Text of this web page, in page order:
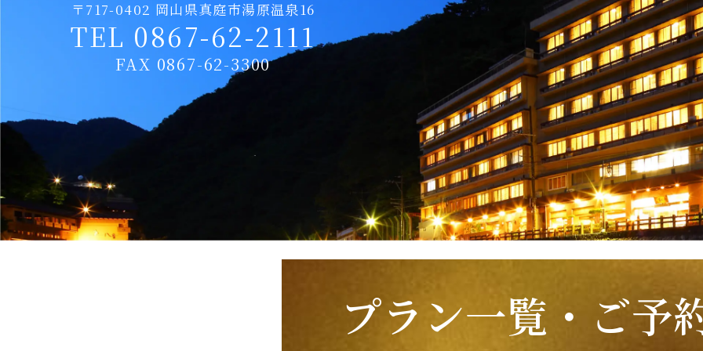
〒717-0402 岡山県真庭市湯原温泉16
TEL 0867-62-2111
FAX 0867-62-3300
プラン一覧・ご予